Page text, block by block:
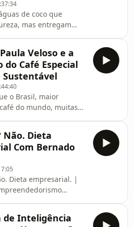
— e descobre
produto” não paga
passa pela
bar conceitual,
de coco que
mas entregam
que está, de fato,
o mercado de bebidas
episódio imperdível,
como a fundadora
identificou uma
nas gôndolas e se
missão audaciosa:
de coco integ
Veloso e a
do Café Especial
Sustentável
o Brasil, maior
do mundo, muitas
na
especial em sachê
Paula Veloso,
Prepare-se
o que você sabe
mais amada do país e
a inovação pode
hábito tão enraizado,
Não. Dieta
Com Bernado
Dieta empresarial. |
com Bernardo
de Inteligência